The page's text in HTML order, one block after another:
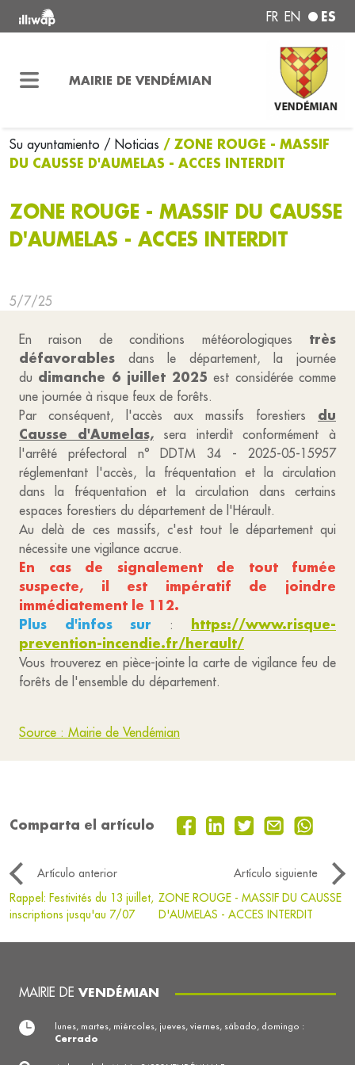
FR EN ES
MAIRIE DE VENDÉMIAN
Su ayuntamiento / Noticias / ZONE ROUGE - MASSIF
DU CAUSSE D'AUMELAS - ACCES INTERDIT
ZONE ROUGE - MASSIF DU CAUSSE
D'AUMELAS - ACCES INTERDIT
5/7/25
En raison de conditions météorologiques très
défavorables dans le département, la journée
du dimanche 6 juillet 2025est considérée comme
une journée à risque feux de forêts.
Par conséquent, l'accès aux massifs forestiers du
Causse d'Aumelas,sera interdit conformément à
l'arrêté préfectoral n° DDTM 34 - 2025-05-15957
réglementant l'accès, la fréquentation et la circulation
dans la fréquentation et la circulation dans certains
espaces forestiers du département de l'Hérault.
Au delà de ces massifs, c'est tout le département qui
nécessite une vigilance accrue.
En cas de signalement de tout fumée
suspecte, il est impératif de joindre
immédiatement le 112.
Plus d'infos sur :
https://www.risque-
prevention-incendie.fr/herault/
Vous trouverez en pièce-jointe la carte de vigilance feu de
forêts de l'ensemble du département.
Source : Mairie de Vendémian
Comparta el artículo
Artículo anterior
Artículo siguiente
Rappel: Festivités du 13 juillet,
inscriptions jusqu'au 7/07
ZONE ROUGE - MASSIF DU CAUSSE
D'AUMELAS - ACCES INTERDIT
MAIRIE DE VENDÉMIAN
lunes, martes, miércoles, jueves, viernes, sábado, domingo :
Cerrado